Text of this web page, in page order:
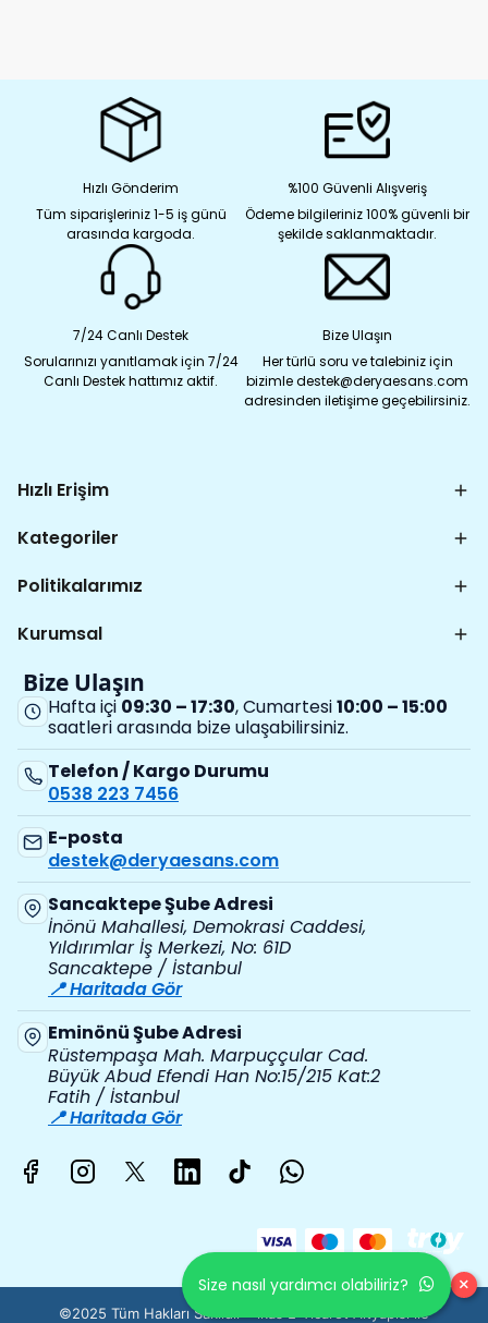
Hızlı Gönderim
Tüm siparişleriniz 1-5 iş günü
arasında kargoda.
%100 Güvenli Alışveriş
Ödeme bilgileriniz 100% güvenli bir
şekilde saklanmaktadır.
7/24 Canlı Destek
Sorularınızı yanıtlamak için 7/24
Canlı Destek hattımız aktif.
Bize Ulaşın
Her türlü soru ve talebiniz için
bizimle destek@deryaesans.com
adresinden iletişime geçebilirsiniz.
Hızlı Erişim
Kategoriler
Politikalarımız
Kurumsal
Bize Ulaşın
Hafta içi 09:30 – 17:30, Cumartesi10:00 – 15:00
saatleri arasında bize ulaşabilirsiniz.
Telefon / Kargo Durumu
0538 223 7456
E-posta
destek@deryaesans.com
Sancaktepe Şube Adresi
İnönü Mahallesi, Demokrasi Caddesi,
Yıldırımlar İş Merkezi, No: 61D
Sancaktepe / İstanbul
📍 Haritada Gör
Eminönü Şube Adresi
Rüstempaşa Mah. Marpuççular Cad.
Büyük Abud Efendi Han No:15/215 Kat:2
Fatih / İstanbul
📍 Haritada Gör
©2025 Tüm Hakları Saklıdır - ikas E-Ticaret Altyapısı ile
Size nasıl yardımcı olabiliriz? ×